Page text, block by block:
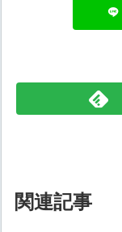
関連記事